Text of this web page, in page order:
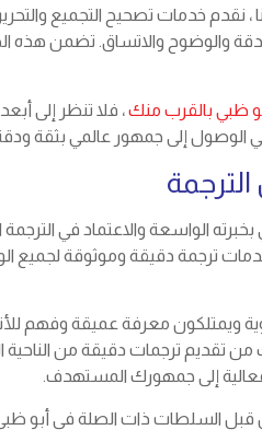
، نقدم خدمات تصحيح التجميع
والوضوح والاتساق. تضمن هذه
ظبي بالقرب منك، فلا تنظر إلى
الوصول إلى جمهور عالمي بثقة
الترجمة
بخبرته الواسعة والاعتماد في
ترجمة دقيقة وموثوقة لجميع
ويمتلكون معرفة عميقة وفهم
ترجمات دقيقة من الناحية
إلى جمهورك المستهدف.
السلطات ذات الصلة في أبو ظبي